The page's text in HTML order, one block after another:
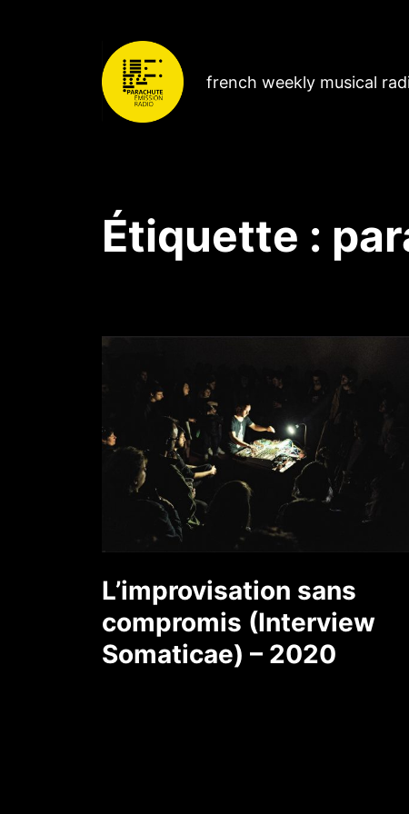
french weekly musical
Étiquette :
L’improvisation sans
compromis (Interview
Somaticae) – 2020